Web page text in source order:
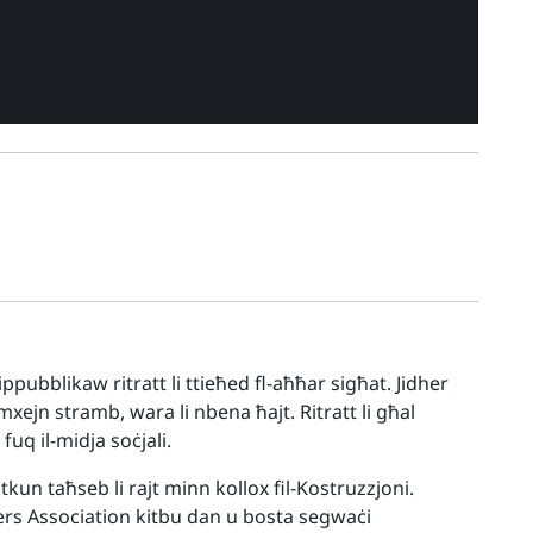
ritratt li ttieħed fl-aħħar sigħat. Jidher
stramb, wara li nbena ħajt. Ritratt li għal
il-midja soċjali.
taħseb li rajt minn kollox fil-Kostruzzjoni.
Association kitbu dan u bosta segwaċi